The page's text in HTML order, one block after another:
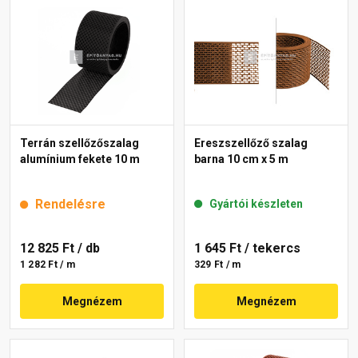
Terrán szellőzőszalag
alumínium fekete 10 m
Rendelésre
12 825 Ft / db
1 282 Ft / m
Megnézem
Ereszszellőző szalag
barna 10 cm x 5 m
Gyártói készleten
1 645 Ft / tekercs
329 Ft / m
Megnézem